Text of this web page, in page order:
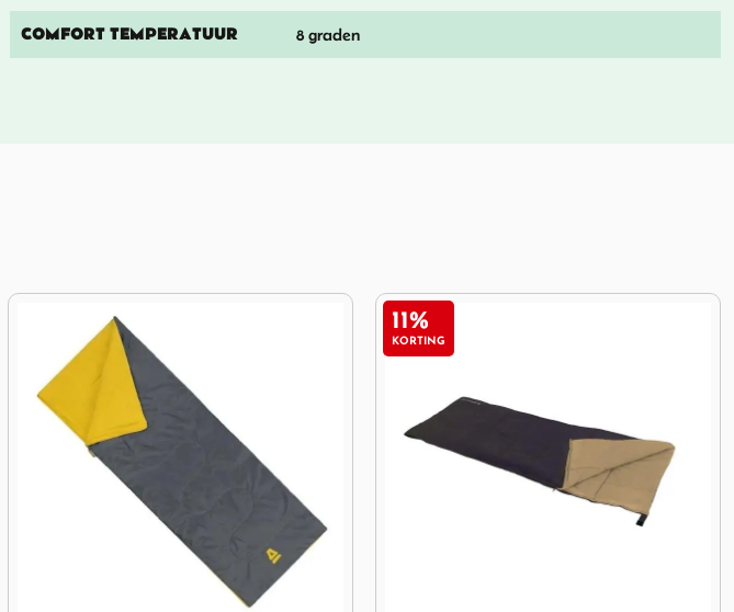
COMFORT TEMPERATUUR 8 graden